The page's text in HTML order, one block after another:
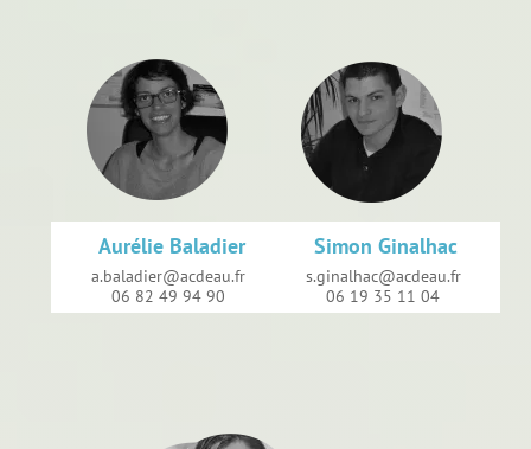
brightness_1 brightness_1
Aurélie Baladier
a.baladier@acdeau.fr
06 82 49 94 90
Simon Ginalhac
s.ginalhac@acdeau.fr
06 19 35 11 04